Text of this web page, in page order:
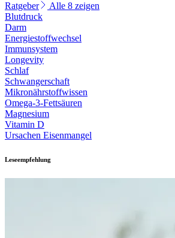
Ratgeber
Alle 8 zeigen
Blutdruck
Darm
Energiestoffwechsel
Immunsystem
Longevity
Schlaf
Schwangerschaft
Mikronährstoffwissen
Omega-3-Fettsäuren
Magnesium
Vitamin D
Ursachen Eisenmangel
Leseempfehlung